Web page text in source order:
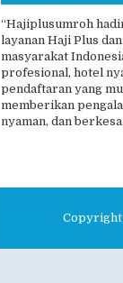
“Hajiplusumroh
layanan Haji Plus
masyarakat
profesional, hotel
pendaftaran yang
memberikan
nyaman, dan